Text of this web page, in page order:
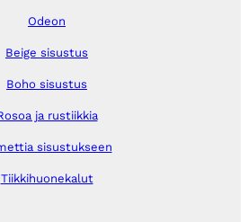
Odeon
Beige sisustus
Boho sisustus
ja rustiikkia
sisustukseen
Tiikkihuonekalut